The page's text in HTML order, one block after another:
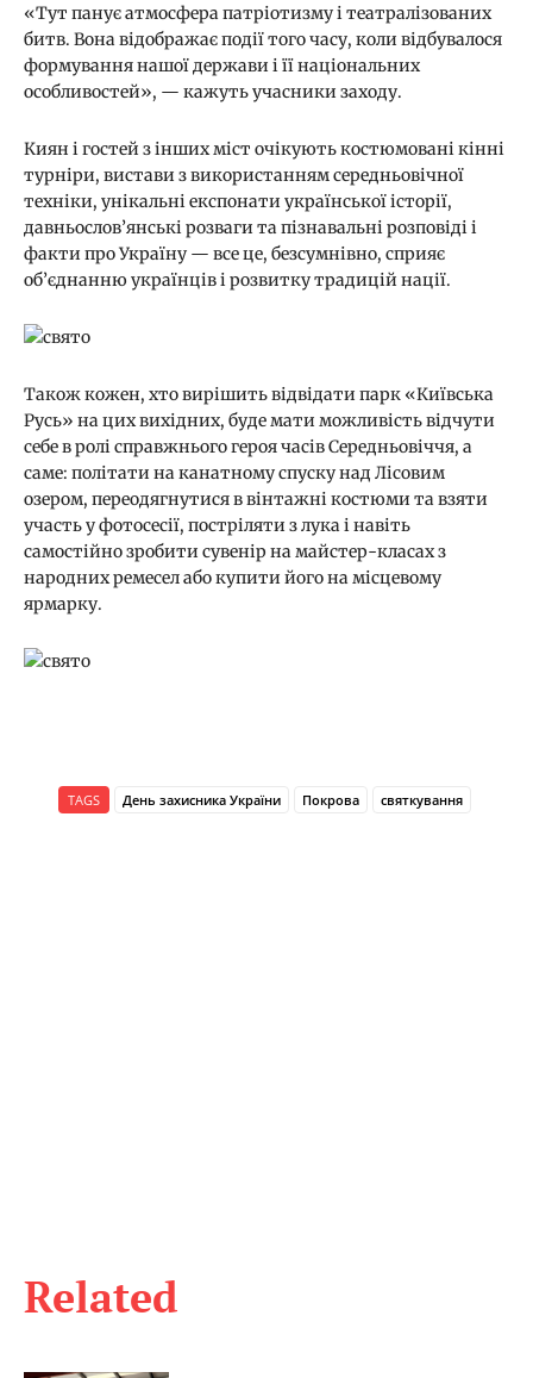
Related
«Тут панує атмосфера патріотизму і театралізованих
битв. Вона відображає події того часу, коли відбувалося
формування нашої держави і її національних
особливостей», — кажуть учасники заходу.
Киян і гостей з інших міст очікують костюмовані кінні
турніри, вистави з використанням середньовічної
техніки, унікальні експонати української історії,
давньослов’янські розваги та пізнавальні розповіді і
факти про Україну — все це, безсумнівно, сприяє
об’єднанню українців і розвитку традицій нації.
Також кожен, хто вирішить відвідати парк «Київська
Русь» на цих вихідних, буде мати можливість відчути
себе в ролі справжнього героя часів Середньовіччя, а
саме: політати на канатному спуску над Лісовим
озером, переодягнутися в вінтажні костюми та взяти
участь у фотосесії, постріляти з лука і навіть
самостійно зробити сувенір на майстер-класах з
народних ремесел або купити його на місцевому
ярмарку.
TAGS День захисника України Покрова святкування